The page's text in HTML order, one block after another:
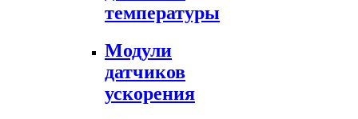
температуры
Модули
датчиков
ускорения